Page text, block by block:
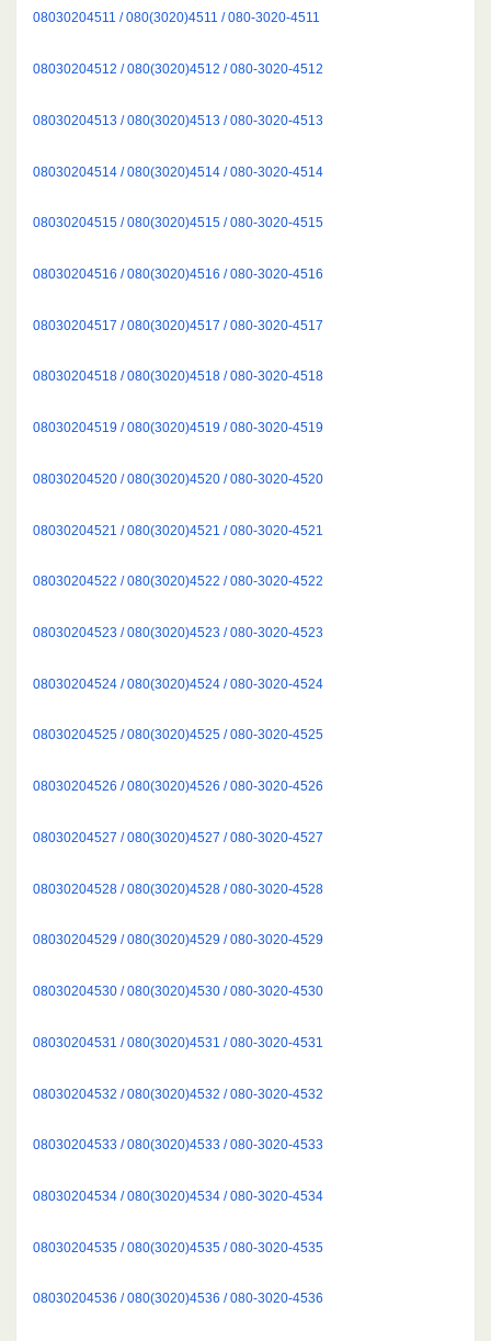
08030204511 / 080(3020)4511 / 080-3020-4511
08030204512 / 080(3020)4512 / 080-3020-4512
08030204513 / 080(3020)4513 / 080-3020-4513
08030204514 / 080(3020)4514 / 080-3020-4514
08030204515 / 080(3020)4515 / 080-3020-4515
08030204516 / 080(3020)4516 / 080-3020-4516
08030204517 / 080(3020)4517 / 080-3020-4517
08030204518 / 080(3020)4518 / 080-3020-4518
08030204519 / 080(3020)4519 / 080-3020-4519
08030204520 / 080(3020)4520 / 080-3020-4520
08030204521 / 080(3020)4521 / 080-3020-4521
08030204522 / 080(3020)4522 / 080-3020-4522
08030204523 / 080(3020)4523 / 080-3020-4523
08030204524 / 080(3020)4524 / 080-3020-4524
08030204525 / 080(3020)4525 / 080-3020-4525
08030204526 / 080(3020)4526 / 080-3020-4526
08030204527 / 080(3020)4527 / 080-3020-4527
08030204528 / 080(3020)4528 / 080-3020-4528
08030204529 / 080(3020)4529 / 080-3020-4529
08030204530 / 080(3020)4530 / 080-3020-4530
08030204531 / 080(3020)4531 / 080-3020-4531
08030204532 / 080(3020)4532 / 080-3020-4532
08030204533 / 080(3020)4533 / 080-3020-4533
08030204534 / 080(3020)4534 / 080-3020-4534
08030204535 / 080(3020)4535 / 080-3020-4535
08030204536 / 080(3020)4536 / 080-3020-4536